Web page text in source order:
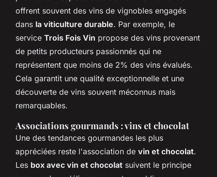
offrent souvent des vins de vignobles engagés
dans la viticulture durable. Par exemple, le
service Trois Fois Vin propose des vins provenant
de petits producteurs passionnés qui ne
représentent que moins de 2% des vins évalués.
Cela garantit une qualité exceptionnelle et une
découverte de vins souvent méconnus mais
remarquables.
Associations gourmands : vins et chocolat
Une des tendances gourmandes les plus
appréciées reste l'association de vin et chocolat.
Les box avec vin et chocolat suivent le principe